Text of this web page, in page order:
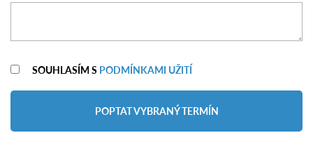
SOUHLASÍM S PODMÍNKAMI UŽITÍ
POPTAT VYBRANÝ TERMÍN